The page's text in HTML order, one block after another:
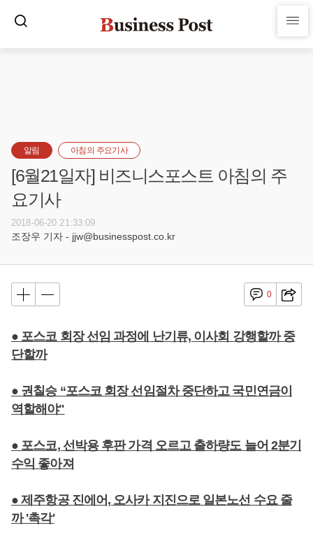
알림 아침의 주요기사
[6월21일자] 비즈니스포스트 아침의 주
요기사
2018-06-20 21:33:09
조장우 기자 - jjw@businesspost.co.kr
0
● 포스코 회장 선임 과정에 난기류, 이사회 강행할까 중
단할까
● 권칠승 “포스코 회장 선임절차 중단하고 국민연금이
역할해야"
● 포스코, 선박용 후판 가격 오르고 출하량도 늘어 2분기
수익 좋아져
● 제주항공 진에어, 오사카 지진으로 일본노선 수요 줄
까 '촉각'